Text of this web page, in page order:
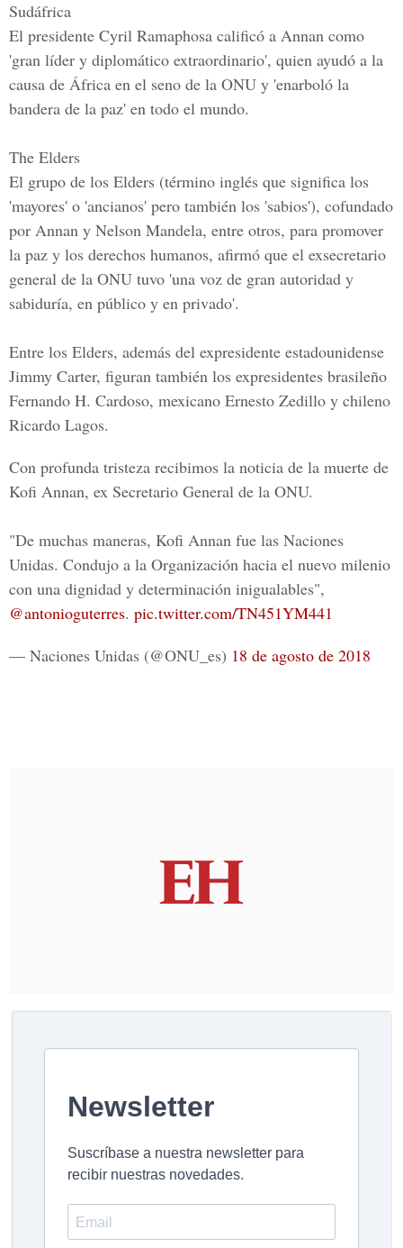
Sudáfrica
El presidente Cyril Ramaphosa calificó a Annan como
'gran líder y diplomático extraordinario', quien ayudó a la
causa de África en el seno de la ONU y 'enarboló la
bandera de la paz' en todo el mundo.
The Elders
El grupo de los Elders (término inglés que significa los
'mayores' o 'ancianos' pero también los 'sabios'), cofundado
por Annan y Nelson Mandela, entre otros, para promover
la paz y los derechos humanos, afirmó que el exsecretario
general de la ONU tuvo 'una voz de gran autoridad y
sabiduría, en público y en privado'.
Entre los Elders, además del expresidente estadounidense
Jimmy Carter, figuran también los expresidentes brasileño
Fernando H. Cardoso, mexicano Ernesto Zedillo y chileno
Ricardo Lagos.
Con profunda tristeza recibimos la noticia de la muerte de
Kofi Annan, ex Secretario General de la ONU.
"De muchas maneras, Kofi Annan fue las Naciones
Unidas. Condujo a la Organización hacia el nuevo milenio
con una dignidad y determinación inigualables",
@antonioguterres. pic.twitter.com/TN451YM441
— Naciones Unidas (@ONU_es) 18 de agosto de 2018